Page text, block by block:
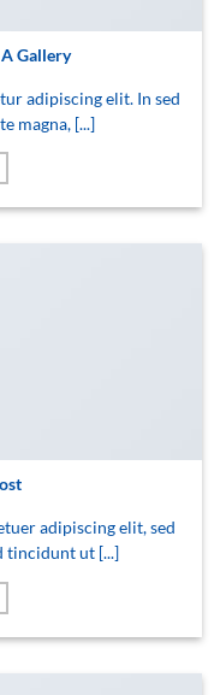
Gallery
adipiscing elit. In sed
magna, [...]
adipiscing elit, sed
tincidunt ut [...]